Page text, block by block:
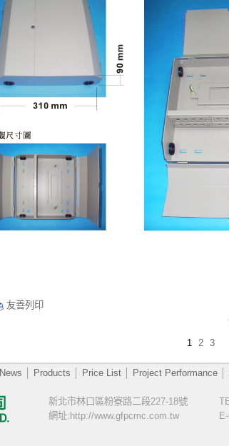
友善列印
1 2 3
News Products Price List│ Project Performance│
新北市林口區粉寮路二段227-18號
網址:http://www.gfpcmc.com.tw